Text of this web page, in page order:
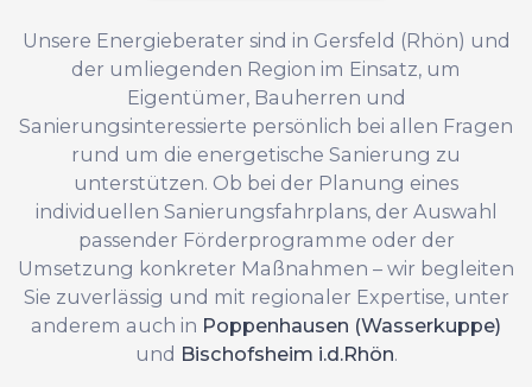
Unsere Energieberater sind in Gersfeld (Rhön) und
der umliegenden Region im Einsatz, um
Eigentümer, Bauherren und
Sanierungsinteressierte persönlich bei allen Fragen
rund um die energetische Sanierung zu
unterstützen. Ob bei der Planung eines
individuellen Sanierungsfahrplans, der Auswahl
passender Förderprogramme oder der
Umsetzung konkreter Maßnahmen – wir begleiten
Sie zuverlässig und mit regionaler Expertise, unter
anderem auch in Poppenhausen (Wasserkuppe)
und Bischofsheim i.d.Rhön.